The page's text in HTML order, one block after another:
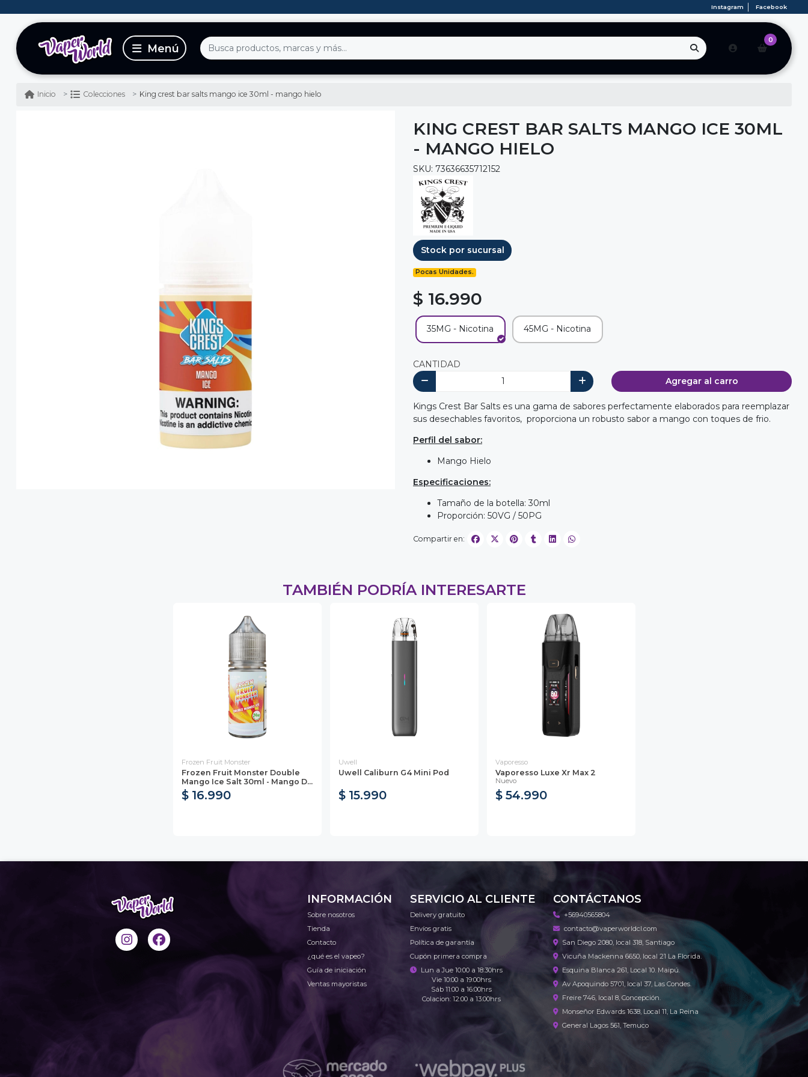
Instagram Facebook
0
Inicio Colecciones King crest bar salts mango ice 30ml - mango hielo
KING CREST BAR SALTS MANGO ICE 30ML
- MANGO HIELO
SKU: 73636635712152
Stock por sucursal
Pocas Unidades.
$ 16.990
35MG - Nicotina 45MG - Nicotina
CANTIDAD
Agregar al carro
Kings Crest Bar Salts es una gama de sabores perfectamente elaborados para reemplazar
sus desechables favoritos, proporciona un robusto sabor a mango con toques de frio.
Perfil del sabor:
Mango Hielo
Especificaciones:
Tamaño de la botella: 30ml
Proporción: 50VG / 50PG
Compartir en:
TAMBIÉN PODRÍA INTERESARTE
Frozen Fruit Monster
Frozen Fruit Monster Double
Mango Ice Salt 30ml - Mango D...
$ 16.990
Uwell
Uwell Caliburn G4 Mini Pod
$ 15.990
Vaporesso
Vaporesso Luxe Xr Max 2
Nuevo
$ 54.990
INFORMACIÓN
Sobre nosotros
Tienda
Contacto
¿qué es el vapeo?
Guía de iniciación
Ventas mayoristas
SERVICIO AL CLIENTE
Delivery gratuito
Envíos gratis
Política de garantía
Cupón primera compra
Lun a Jue 10:00 a 18:30hrs
Vie 10:00 a 19:00hrs
Sáb 11:00 a 16:00hrs
Colacion: 12:00 a 13:00hrs
CONTÁCTANOS
+56940565804
contacto@vaperworldcl.com
San Diego 2080, local 318, Santiago
Vicuña Mackenna 6650, local 21 La Florida.
Esquina Blanca 261, Local 10. Maipú.
Av Apoquindo 5701, local 37, Las Condes.
Freire 746, local 8, Concepción.
Monseñor Edwards 1638, Local 11, La Reina
General Lagos 561, Temuco